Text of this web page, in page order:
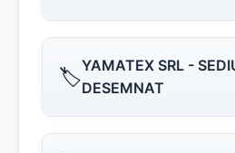
🏷️YAMATEX SRL -
DESEMNAT